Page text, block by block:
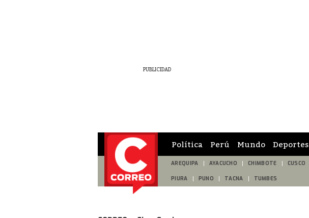
Política Perú Mundo Deportes
AREQUIPA AYACUCHO CHIMBOTE CUSCO
PIURA PUNO TACNA TUMBES